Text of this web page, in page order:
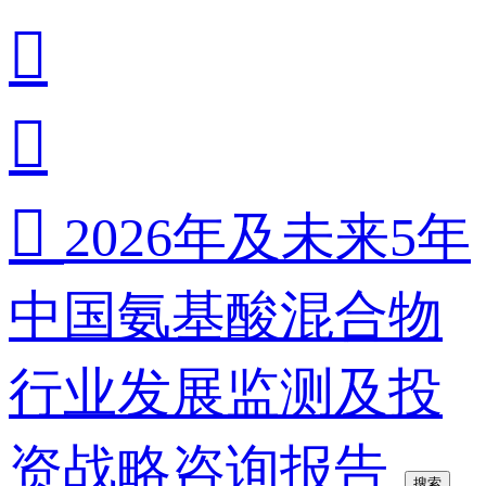


 2026年及未来5年
中国氨基酸混合物
行业发展监测及投
资战略咨询报告